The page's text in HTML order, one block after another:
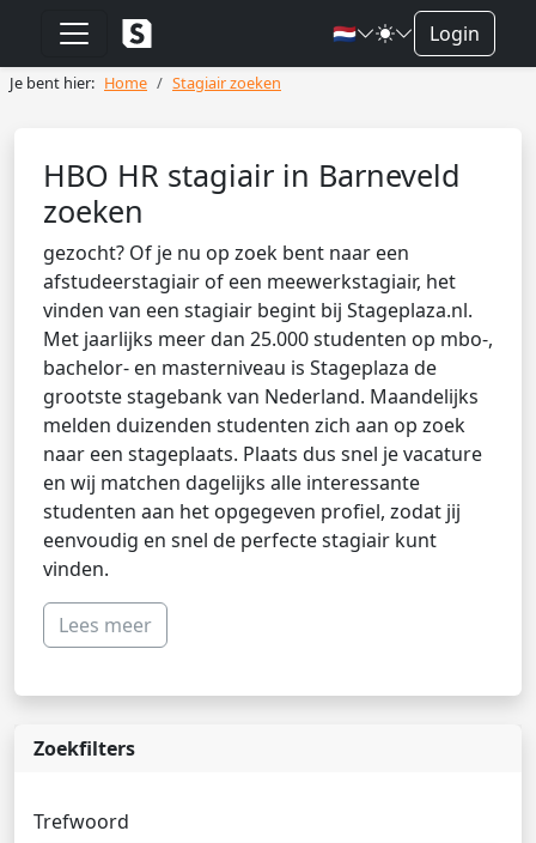
🇳🇱 Login
Je bent hier: Home Stagiair zoeken
HBO HR stagiair in Barneveld
zoeken
gezocht? Of je nu op zoek bent naar een
afstudeerstagiair of een meewerkstagiair, het
vinden van een stagiair begint bij Stageplaza.nl.
Met jaarlijks meer dan 25.000 studenten op mbo-,
bachelor- en masterniveau is Stageplaza de
grootste stagebank van Nederland. Maandelijks
melden duizenden studenten zich aan op zoek
naar een stageplaats. Plaats dus snel je vacature
en wij matchen dagelijks alle interessante
studenten aan het opgegeven profiel, zodat jij
eenvoudig en snel de perfecte stagiair kunt
vinden.
Lees meer
Zoekfilters
Trefwoord